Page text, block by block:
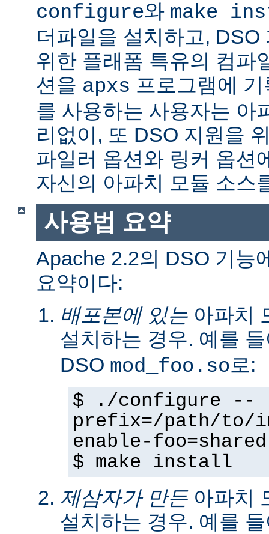
configure와 make
더파일을 설치하고,
위한 플래폼 특유의 컴파
션을 apxs 프로그램에
를 사용하는 사용자는 아
리없이, 또 DSO 지원을
파일러 옵션와 링커 옵션
자신의 아파치 모듈 소스
사용법 요약
Apache 2.2의 DSO 기능
요약이다:
배포본에 있는 아파치
설치하는 경우. 예를
DSO mod_foo.so로:
$ ./configure --
prefix=/path/
enable-foo=shared
$ make install
제삼자가 만든아파치
설치하는 경우. 예를